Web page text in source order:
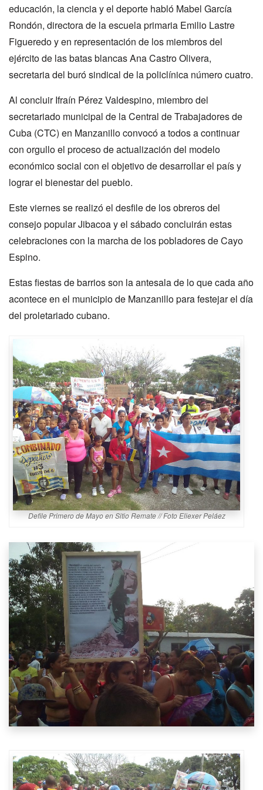
educación, la ciencia y el deporte habló Mabel García
Rondón, directora de la escuela primaria Emilio Lastre
Figueredo y en representación de los miembros del
ejército de las batas blancas Ana Castro Olivera,
secretaria del buró sindical de la policlínica número cuatro.
Al concluir Ifraín Pérez Valdespino, miembro del
secretariado municipal de la Central de Trabajadores de
Cuba (CTC) en Manzanillo convocó a todos a continuar
con orgullo el proceso de actualización del modelo
económico social con el objetivo de desarrollar el país y
lograr el bienestar del pueblo.
Este viernes se realizó el desfile de los obreros del
consejo popular Jibacoa y el sábado concluirán estas
celebraciones con la marcha de los pobladores de Cayo
Espino.
Estas fiestas de barrios son la antesala de lo que cada año
acontece en el municipio de Manzanillo para festejar el día
del proletariado cubano.
Defile Primero de Mayo en Sitio Remate // Foto Eliexer Peláez